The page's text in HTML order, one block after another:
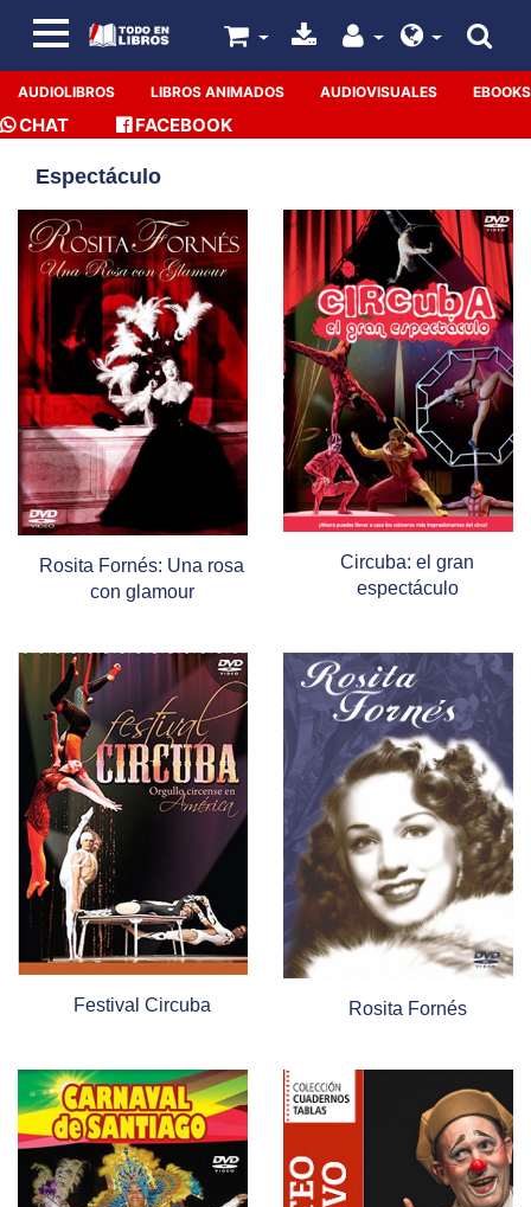
AUDIOLIBROS LIBROS ANIMADOS AUDIOVISUALES EBOOKS
CHAT FACEBOOK
Espectáculo
Rosita Fornés: Una rosa
con glamour
Circuba: el gran
espectáculo
Festival Circuba Rosita Fornés